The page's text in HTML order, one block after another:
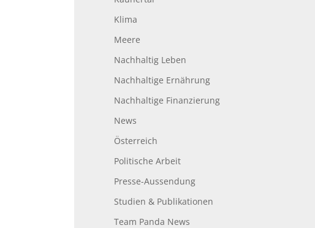
Klima
Meere
Nachhaltig Leben
Nachhaltige Ernährung
Nachhaltige Finanzierung
News
Österreich
Politische Arbeit
Presse-Aussendung
Studien & Publikationen
Team Panda News